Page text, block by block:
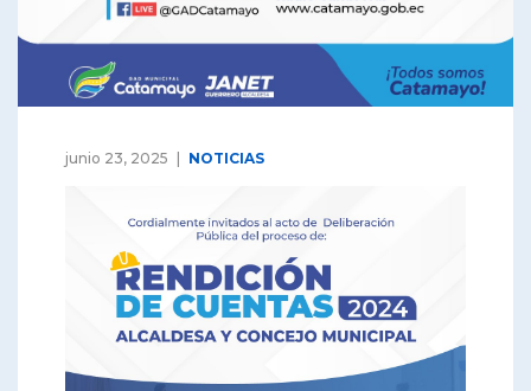
junio 23, 2025 NOTICIAS